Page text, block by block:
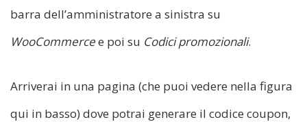
barra dell’amministratore a sinistra su
WooCommercee poi su Codici promozionali.
Arriverai in una pagina (che puoi vedere nella figura
qui in basso) dove potrai generare il codice coupon,